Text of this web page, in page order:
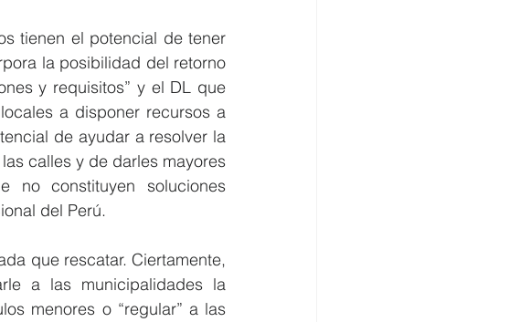
tienen el potencial de tener
la posibilidad del retorno
y requisitos” y el DL que
a disponer recursos a
de ayudar a resolver la
calles y de darles mayores
no constituyen soluciones
del Perú.
que rescatar. Ciertamente,
a las municipalidades la
menores o “regular” a las